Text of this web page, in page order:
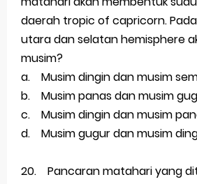
daerah tropic of capricorn.
utara dan selatan hemisphere
musim?
a. Musim dingin dan musim
b. Musim panas dan musim
c. Musim dingin dan musim
d. Musim gugur dan musim
20. Pancaran matahari yang